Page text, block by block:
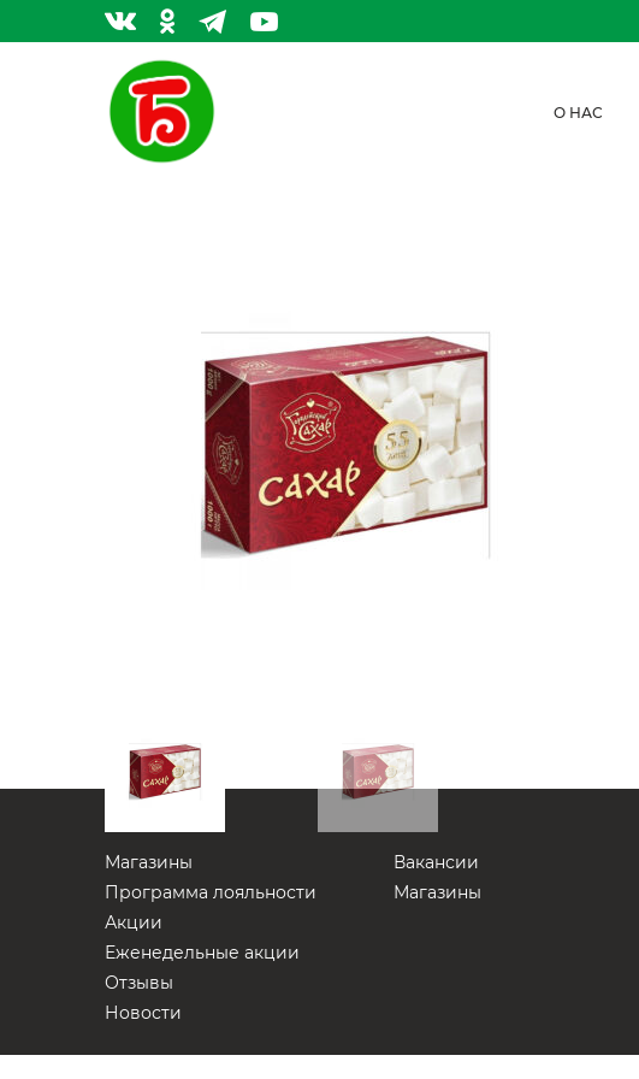
О НАС
Магазины
Программа лояльности
Акции
Еженедельные акции
Отзывы
Новости
Вакансии
Магазины